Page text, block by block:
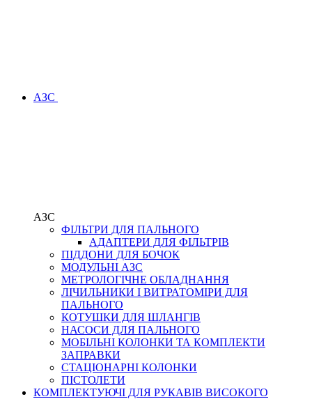
АЗС
АЗС
ФІЛЬТРИ ДЛЯ ПАЛЬНОГО
АДАПТЕРИ ДЛЯ ФІЛЬТРІВ
ПІДДОНИ ДЛЯ БОЧОК
МОДУЛЬНІ АЗС
МЕТРОЛОГІЧНЕ ОБЛАДНАННЯ
ЛІЧИЛЬНИКИ І ВИТРАТОМІРИ ДЛЯ
ПАЛЬНОГО
КОТУШКИ ДЛЯ ШЛАНГІВ
НАСОСИ ДЛЯ ПАЛЬНОГО
МОБІЛЬНІ КОЛОНКИ ТА КОМПЛЕКТИ
ЗАПРАВКИ
СТАЦІОНАРНІ КОЛОНКИ
ПІСТОЛЕТИ
КОМПЛЕКТУЮЧІ ДЛЯ РУКАВІВ ВИСОКОГО